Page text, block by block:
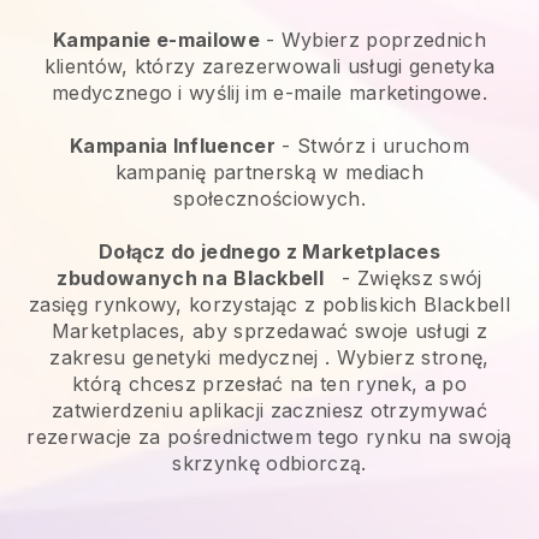
Kampanie e-mailowe- Wybierz poprzednich
klientów, którzy zarezerwowali usługi genetyka
medycznego i wyślij im e-maile marketingowe.
Kampania Influencer - Stwórz i uruchom
kampanię partnerską w mediach
społecznościowych.
Dołącz do jednego z Marketplaces
zbudowanych na Blackbell - Zwiększ swój
zasięg rynkowy, korzystając z pobliskich Blackbell
Marketplaces, aby sprzedawać swoje usługi z
zakresu genetyki medycznej . Wybierz stronę,
którą chcesz przesłać na ten rynek, a po
zatwierdzeniu aplikacji zaczniesz otrzymywać
rezerwacje za pośrednictwem tego rynku na swoją
skrzynkę odbiorczą.